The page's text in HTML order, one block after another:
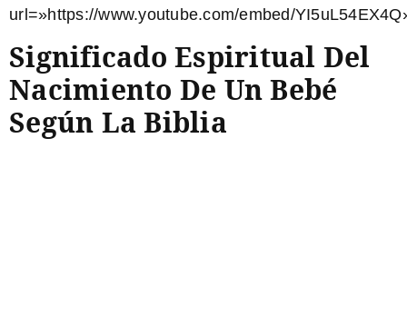
url=»https://www.youtube.com/embed/
Significado Espiritual Del
Nacimiento De Un Bebé
Según La Biblia